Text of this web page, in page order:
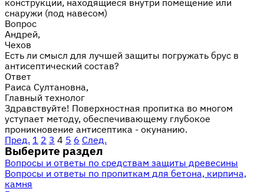
конструкции, находящиеся внутри помещение или
снаружи (под навесом)
Вопрос
Андрей,
Чехов
Есть ли смысл для лучшей защиты погружать брус в
антисептический состав?
Ответ
Раиса Султановна,
Главный технолог
Здравствуйте! Поверхностная пропитка во многом
уступает методу, обеспечивающему глубокое
проникновение антисептика - окунанию.
Пред. 1 2 3 4 5 6 След.
Выберите раздел
Вопросы и ответы по средствам защиты древесины
Вопросы и ответы по пропиткам для бетона, кирпича,
камня